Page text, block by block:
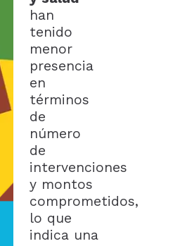
han
tenido
menor
presencia
en
términos
de
número
de
intervenciones
y montos
comprometidos,
lo que
indica una